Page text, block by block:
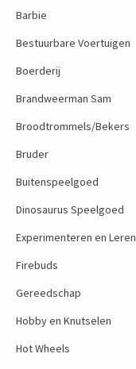
Barbie
Bestuurbare Voertuigen
Boerderij
Brandweerman Sam
Broodtrommels/Bekers
Bruder
Buitenspeelgoed
Dinosaurus Speelgoed
Experimenteren en Leren
Firebuds
Gereedschap
Hobby en Knutselen
Hot Wheels